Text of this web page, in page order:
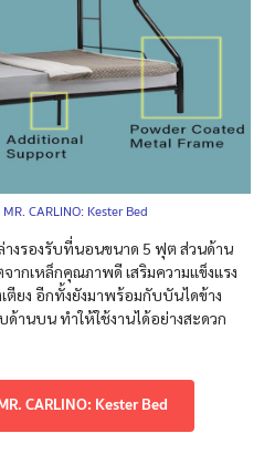
CARLINO: Kester Bed
างรองรับที่นอนขนาด 5 ฟุต ส่วนด้าน
กเหล็กคุณภาพดี เสริมความแข็งแรง
ตียง อีกทั้งยังมาพร้อมกับบันไดข้าง
านบน ทำให้ใช้งานได้อย่างสะดวก
CARLINO: Kester Bed